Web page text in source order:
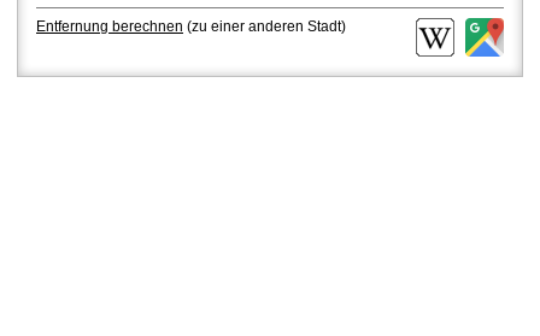
Entfernung berechnen (zu einer anderen Stadt)